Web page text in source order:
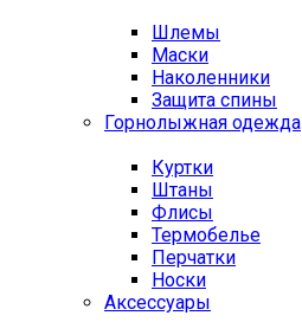
Шлемы
Маски
Наколенники
Защита спины
Горнолыжная одежда
Куртки
Штаны
Флисы
Термобелье
Перчатки
Носки
Аксессуары